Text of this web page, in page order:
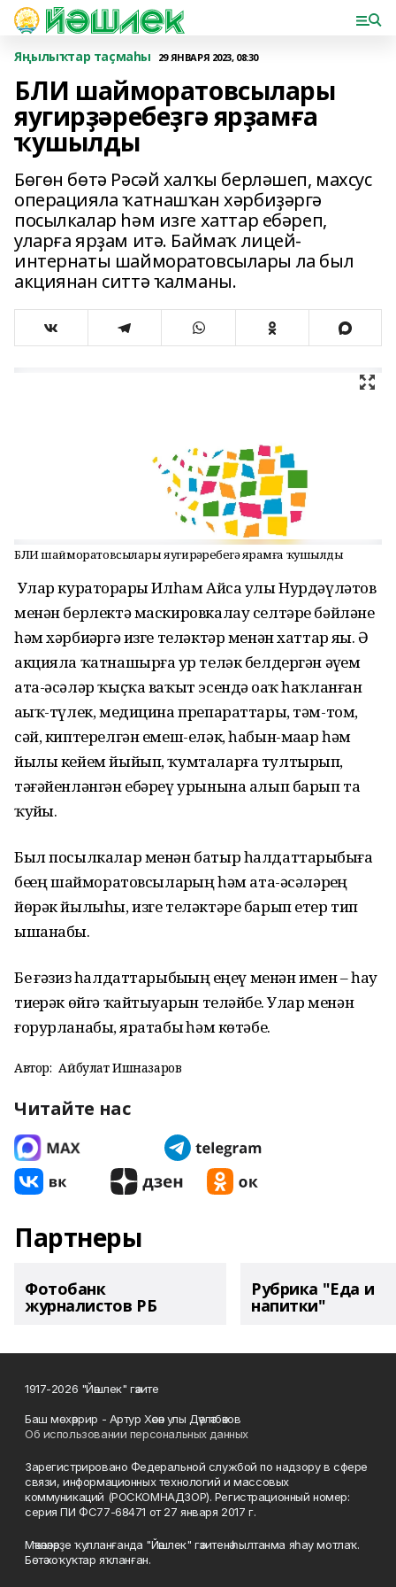
Яңылыҡтар таҫмаһы 29 ЯНВАРЯ 2023, 08:30
БЛИ шайморатовсылары
яугирҙәребеҙгә ярҙамға
ҡушылды
Бөгөн бөтә Рәсәй халҡы берләшеп, махсус
операцияла ҡатнашҡан хәрбиҙәргә
посылкалар һәм изге хаттар ебәреп,
уларға ярҙам итә. Баймаҡ лицей-
интернаты шайморатовсылары ла был
акциянан ситтә ҡалманы.
БЛИ шайморатовсылары яугирҙәребеҙгә ярҙамға ҡушылды
Улар кураторҙары Илһам Айса улы Нурдәүләтов
менән берлектә маскировкалау селтәре бәйләне
һәм хәрбиҙәргә изге теләктәр менән хаттар яҙҙы. Ә
акцияла ҡатнашырға ҙур теләк белдергән әүҙем
ата-әсәләр ҡыҫҡа ваҡыт эсендә оҙаҡ һаҡланған
аҙыҡ-түлек, медицина препараттары, тәм-том,
сәй, киптерелгән емеш-еләк, һабын-маҙар һәм
йылы кейем йыйып, ҡумталарға тултырып,
тәғәйенләнгән ебәреү урынына алып барып та
ҡуйҙы.
Был посылкалар менән батыр һалдаттарыбыҙға
беҙҙең шайморатовсыларҙың һәм ата-әсәләрҙең
йөрәк йылыһы, изге теләктәре барып етер тип
ышанабыҙ.
Беҙ ғәзиз һалдаттарыбыҙҙың еңеү менән имен – һау
тиҙерәк өйгә ҡайтыуҙарын теләйбеҙ. Улар менән
ғорурланабыҙ, яратабыҙ һәм көтәбеҙ.
Автор: Айбулат Ишназаров
Читайте нас
Партнеры
Фотобанк
журналистов РБ
Рубрика "Еда и
напитки"
1917-2026 "Йәшлек" гәзите
Баш мөхәррир - Артур Хәсән улы Дәүләтбәков
Об использовании персональных данных
Зарегистрировано Федеральной службой по надзору в сфере
связи, информационных технологий и массовых
коммуникаций (РОСКОМНАДЗОР). Регистрационный номер:
серия ПИ ФС77-68471 от 27 января 2017 г.
Мәҡәләләрҙе ҡулланғанда "Йәшлек" гәзитенә һылтанма яһау мотлаҡ.
Бөтә хоҡуҡтар яҡланған.